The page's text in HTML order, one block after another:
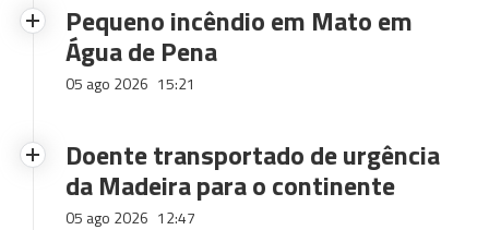
Pequeno incêndio em Mato em
Água de Pena
05 ago 2026 15:21
Doente transportado de urgência
da Madeira para o continente
05 ago 2026 12:47